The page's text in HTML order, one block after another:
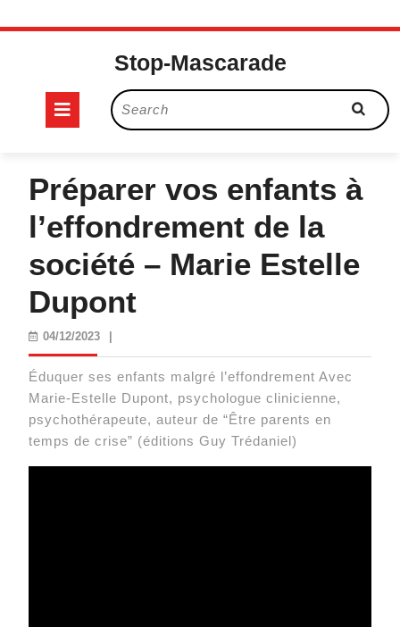
Skip
Stop-Mascarade
Open
Search
for:
Préparer vos enfants à
l’effondrement de la
société – Marie Estelle
Dupont
04/12/202304/12/2023
Éduquer ses enfants malgré l’effondrement Avec
Marie-Estelle Dupont, psychologue clinicienne,
psychothérapeute, auteur de “Être parents en
temps de crise” (éditions Guy Trédaniel)